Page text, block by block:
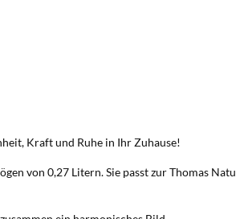
Kraft und Ruhe in Ihr Zuhause!
von 0,27 Litern. Sie passt zur Thomas